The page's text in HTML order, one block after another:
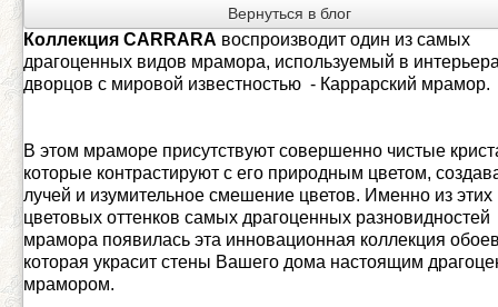
Вернуться в блог
Коллекция CARRARA воспроизводит один из самых
драгоценных видов мрамора, используемый в
дворцов с мировой известностью - Каррарский мрамор.
В этом мраморе присутствуют совершенно чистые
которые контрастируют с его природным цветом,
лучей и изумительное смешение цветов. Именно из этих
цветовых оттенков самых драгоценных разновидностей
мрамора появилась эта инновационная коллекция
которая украсит стены Вашего дома настоящим
мрамором.